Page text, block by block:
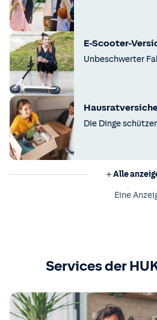
E-Scooter-
Unbeschwerter
Die Dinge
Alle
Eine
Services der